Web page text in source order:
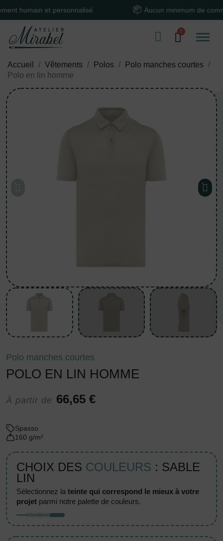
et personnalisé Aucun minimum de commande
Accueil Vêtements Polos
Polo manches courtes
Polo en lin homme
Polo manches courtes
POLO EN LIN HOMME
À partir de 66,65 €
Spasso
160 g/m²
CHOIX DES COULEURS : SABLE
LIN
sélectionnez lateinte qui correspond le mieux à votre
projet parmi notre palette de couleurs.